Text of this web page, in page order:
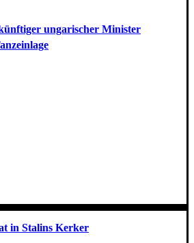
ungarischer Minister
in Stalins Kerker